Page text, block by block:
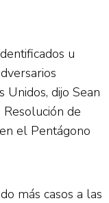
u
dijo Sean
de
el Pentágono
más casos a las